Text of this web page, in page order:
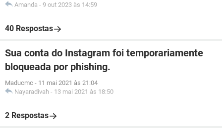
Amanda - 9 out 2023 às 14:59
40 Respostas
Sua conta do Instagram foi temporariamente
bloqueada por phishing.
Maducmc - 11 mai 2021 às 21:04
Nayaradivah - 13 mai 2021 às 18:50
2 Respostas